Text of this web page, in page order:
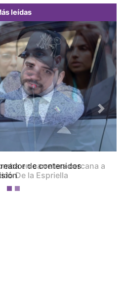
leídas
en carretera cercana a
De la Espriella
Next